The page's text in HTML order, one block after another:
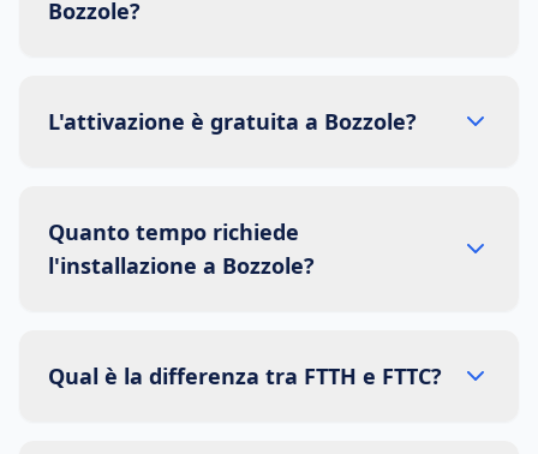
Bozzole?
L'attivazione è gratuita a Bozzole?
Quanto tempo richiede
l'installazione a Bozzole?
Qual è la differenza tra FTTH e FTTC?